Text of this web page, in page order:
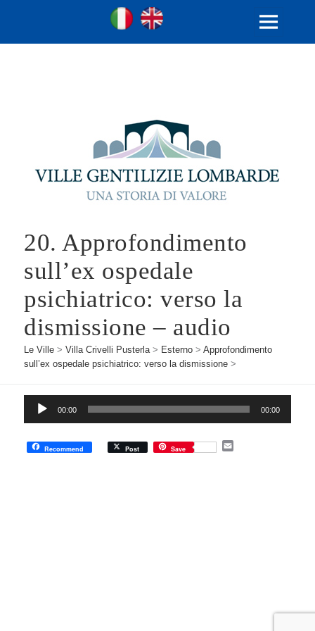
Ville Gentilizie Lombarde
Ita
MENU
20. Approfondimento
sull’ex ospedale
psichiatrico: verso la
dismissione – audio
Le Ville >Villa Crivelli Pusterla> Esterno >Approfondimento
sull’ex ospedale psichiatrico: verso la dismissione >
Player
00:00 00:00
Recommend Post Save